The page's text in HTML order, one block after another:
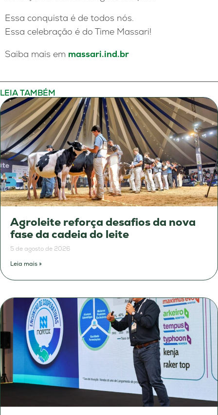
Essa conquista é de todos nós.
Essa celebração é do Time Massari!
Saiba mais em massari.ind.br
LEIA TAMBÉM
Agroleite reforça desafios da nova
fase da cadeia do leite
5 de agosto de 2026
Leia mais »